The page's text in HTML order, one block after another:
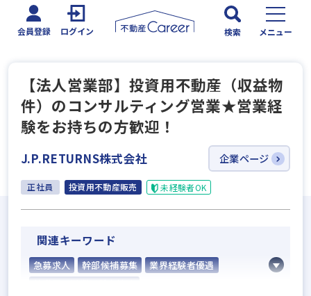
会員登録 ログイン 検索 メニュー
【法人営業部】投資用不動産（収益物
件）のコンサルティング営業★営業経
験をお持ちの方歓迎！
J.P.RETURNS株式会社 企業ページ
正社員 投資用不動産販売 未経験者OK
関連キーワード
急募求人 幹部候補募集
業界経験者優遇